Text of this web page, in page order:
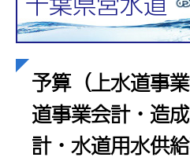
予算（上水道事
道事業会計・造
計・水道用水供給